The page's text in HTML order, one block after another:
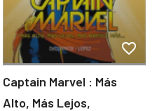
Captain Marvel : Más
Alto, Más Lejos,